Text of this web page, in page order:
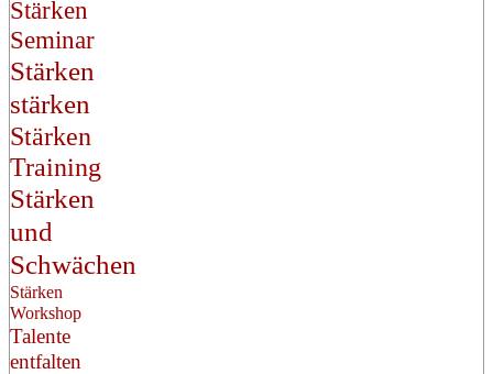
Stärken
Seminar
Stärken
stärken
Stärken
Training
Stärken
und
Schwächen
Stärken
Workshop
Talente
entfalten